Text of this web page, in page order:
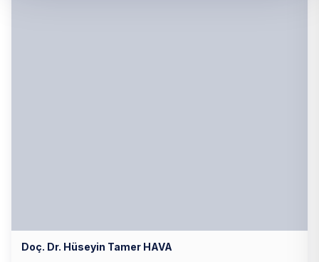
Doç. Dr. Hüseyin Tamer HAVA